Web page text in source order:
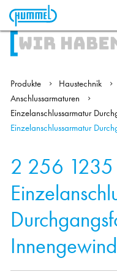
Produkte Haustechnik
Anschlussarmaturen
Einzelanschlussarmatur
Einzelanschlussarmatur
2 256 1235